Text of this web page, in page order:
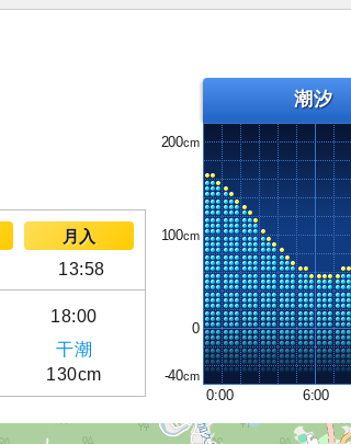
月入
13:58
18:00
干潮
130cm
潮汐
200
100
0
-40
0:00
6:00